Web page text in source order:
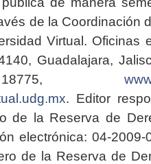
de la Coordinación
Virtual. Oficinas
Guadalajara,
. Editor
de la Reserva de
electrónica: 04-2009-
de la Reserva de